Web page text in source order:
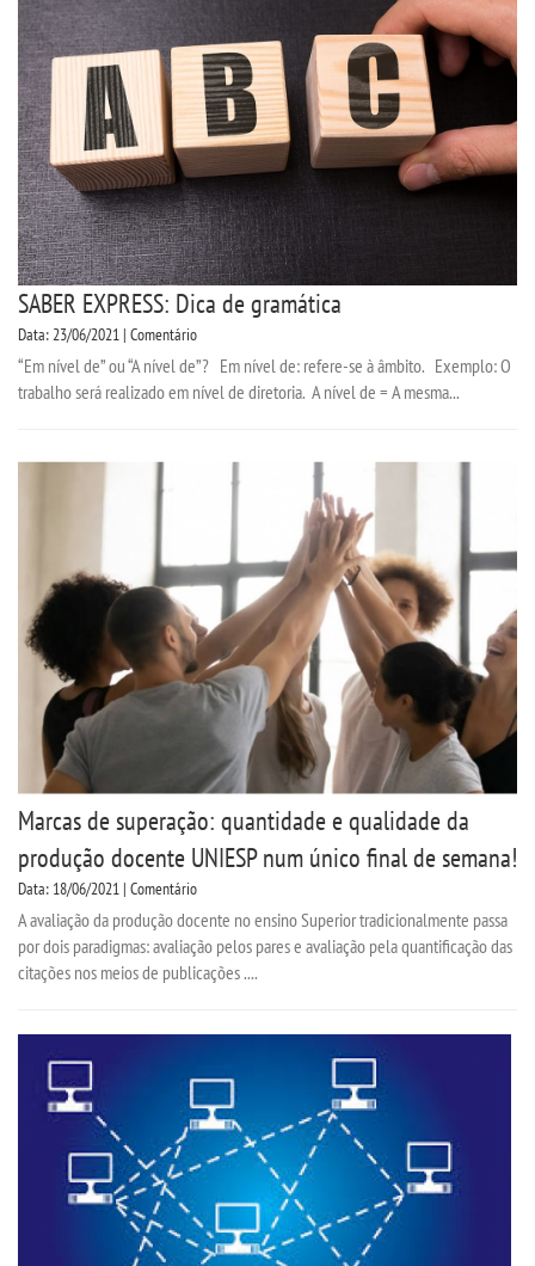
SABER EXPRESS: Dica de gramática
Data: 23/06/2021 | Comentário
“Em nível de” ou “A nível de”? Em nível de: refere-se à âmbito. Exemplo: O
trabalho será realizado em nível de diretoria. A nível de = A mesma...
Marcas de superação: quantidade e qualidade da
produção docente UNIESP num único final de semana!
Data: 18/06/2021 | Comentário
A avaliação da produção docente no ensino Superior tradicionalmente passa
por dois paradigmas: avaliação pelos pares e avaliação pela quantificação das
citações nos meios de publicações ....